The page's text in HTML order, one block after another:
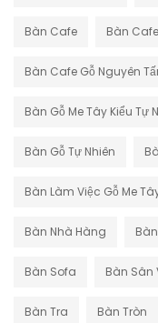
Bàn Cafe Bàn
Bàn Cafe Gỗ Nguyên
Bàn Gỗ Me Tây Kiểu Tự
Bàn Gỗ Tự Nhiên
Bàn Làm Việc Gỗ Me
Bàn Nhà Hàng
Bàn Sofa Bàn Sân
Bàn Tra Bàn Tròn